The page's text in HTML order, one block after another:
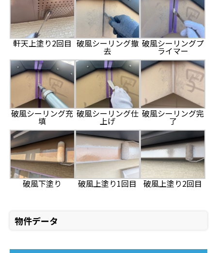
軒天上塗り2回目 破風シーリング撤
去
破風シーリングプ
ライマー
破風シーリング充
填
破風シーリング仕
上げ
破風シーリング完
了
破風下塗り 破風上塗り1回目 破風上塗り2回目
物件データ